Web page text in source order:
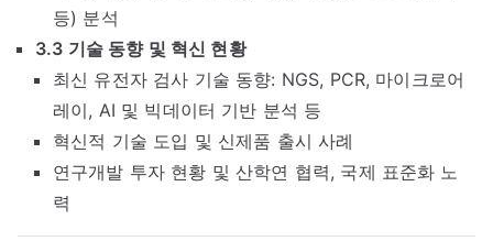
등) 분석
3.3 기술 동향 및 혁신 현황
최신 유전자 검사 기술 동향: NGS, PCR, 마이크로어
레이, AI 및 빅데이터 기반 분석 등
혁신적 기술 도입 및 신제품 출시 사례
연구개발 투자 현황 및 산학연 협력, 국제 표준화 노
력